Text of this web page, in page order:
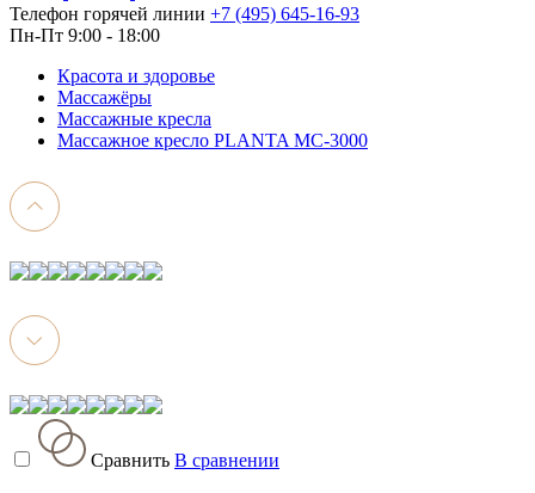
Телефон горячей линии +7 (495) 645-16-93
Пн-Пт 9:00 - 18:00
Красота и здоровье
Массажёры
Массажные кресла
Массажное кресло PLANTA MC-3000
Сравнить В сравнении